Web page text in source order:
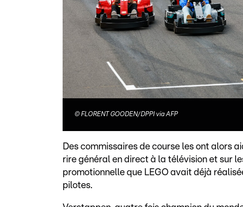
© FLORENT GOODEN/DPPI via AFP
Des commissaires de course les ont alors
rire général en direct à la télévision et sur
promotionnelle que LEGO avait déjà
pilotes.